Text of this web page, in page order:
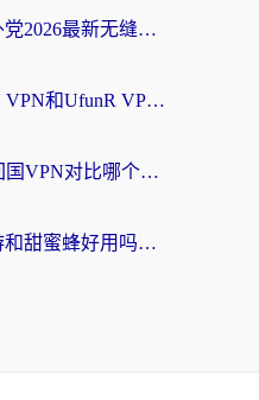
回国后怎么翻墙？海外党2026最新无缝访问国内资源全攻略（附对比实测）
海外党必看：ChickCN VPN和UfunR VPN对比哪个回国效果更好？附实用选择指南
云极VPN好用吗？和回国VPN对比哪个回国效果更好？海外党亲测避坑指南
海外党必看：雷神手游和甜蜜蜂好用吗？3步选对回国加速器无缝刷国内资源